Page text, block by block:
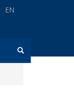
EN